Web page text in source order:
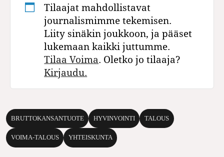
Tilaajat mahdollistavat
journalismimme tekemisen.
Liity sinäkin joukkoon, ja pääset
lukemaan kaikki juttumme.
Tilaa Voima. Oletko jo tilaaja?
Kirjaudu.
BRUTTOKANSANTUOTE HYVINVOINTI TALOUS
VOIMA-TALOUS YHTEISKUNTA